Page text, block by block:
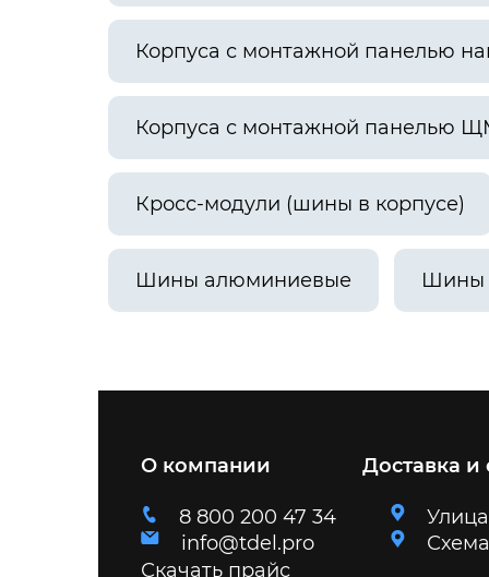
Корпуса с монтажной панелью
Корпуса с монтажной панелью
Кросс-модули (шины в корпусе)
Шины алюминиевые Шины
О компании Доставка и
8 800 200 47 34
info@tdel.pro
Улица
Скачать прайс